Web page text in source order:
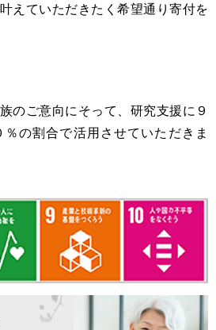
えていただきたく希望通り寄付を
のご意向にそって、研究支援に９
の割合で活用させていただきま